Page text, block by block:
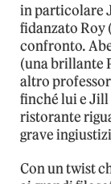
in particolare
fidanzato Roy
confronto.
(una brillante
altro
finché lui e Jill
ristorante
grave
Con un twist